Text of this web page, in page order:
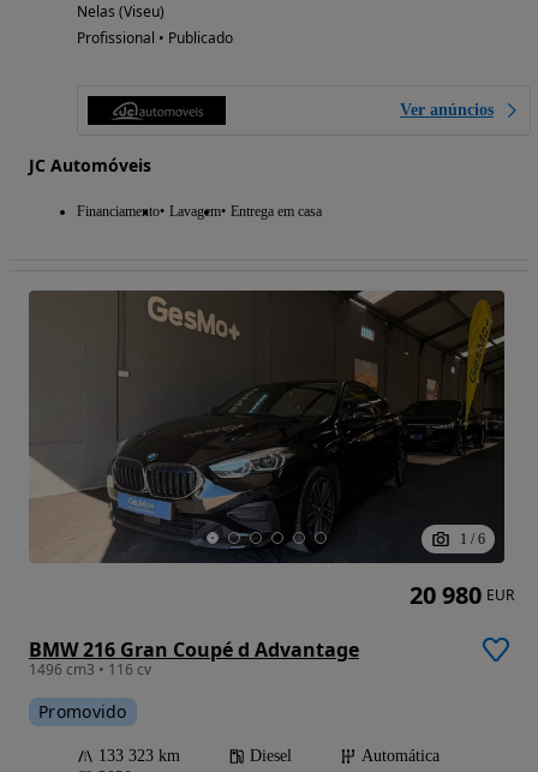
Nelas (Viseu)
Profissional • Publicado
Ver anúncios
JC Automóveis
Financiamento Lavagem Entrega em casa
1 / 6
BMW 216 Gran Coupé d Advantage
1496 cm3 • 116 cv
Promovido
133 323 km Diesel
Automática
20 980 EUR